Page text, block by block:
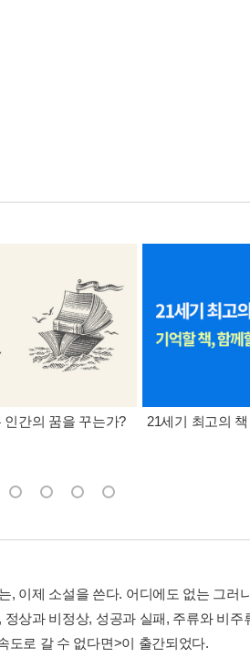
인간의 꿈을 꾸는가? 21세기 최고의
이제 소설을 쓴다. 어디에도 없는 그러
상과 비정상, 성공과 실패, 주류와 비주
도로 갈 수 없다면>이 출간되었다.